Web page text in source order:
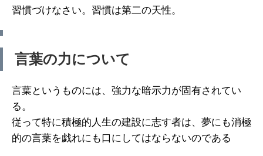
習慣づけなさい。習慣は第二の天性。
言葉の力について
言葉というものには、強力な暗示力が固有されてい
る。
従って特に積極的人生の建設に志す者は、夢にも消極
的の言葉を戯れにも口にしてはならないのである